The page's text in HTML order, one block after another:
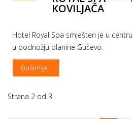
KOVILJAČA
Hotel Royal Spa smješten je u
u podnožju planine Gučevo.
Opširnije...
Strana 2 od 3